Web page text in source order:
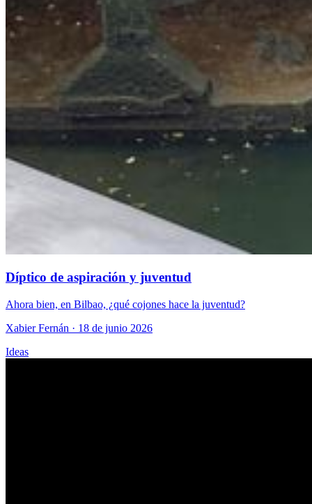
Díptico de aspiración y juventud
Ahora bien, en Bilbao, ¿qué cojones hace la juventud?
Xabier Fernán · 18 de junio 2026
Ideas